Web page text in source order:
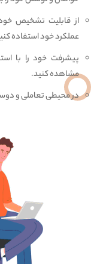
از قابلیت تشخیص
عملکرد خود استفاده
پیشرفت خود را با
مشاهده کنید.
در محیطی تعاملی و